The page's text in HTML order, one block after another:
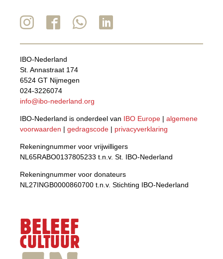
IBO-Nederland
St. Annastraat 174
6524 GT Nijmegen
024-3226074
info@ibo-nederland.org
IBO-Nederland is onderdeel van IBO Europe | algemene
voorwaarden | gedragscode | privacyverklaring
Rekeningnummer voor vrijwilligers
NL65RABO0137805233 t.n.v. St. IBO-Nederland
Rekeningnummer voor donateurs
NL27INGB0000860700 t.n.v. Stichting IBO-Nederland
BELEEF
CULTUUR